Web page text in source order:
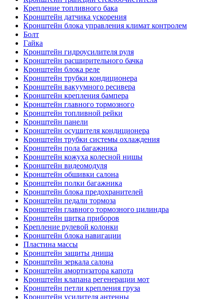
Крепление топливного бака
Кронштейн датчика ускорения
Кронштейн блока управления климат контролем
Болт
Гайка
Кронштейн гидроусилителя руля
Кронштейн расширительного бачка
Кронштейн блока реле
Кронштейн трубки кондиционера
Кронштейн вакуумного ресивера
Кронштейн крепления бампера
Кронштейн главного тормозного
Кронштейн топливной рейки
Кронштейн панели
Кронштейн осушителя кондиционера
Кронштейн трубки системы охлаждения
Кронштейн пола багажника
Кронштейн кожуха колесной нишы
Кронштейн видеомодуля
Кронштейн обшивки салона
Кронштейн полки багажника
Кронштейн блока предохранителей
Кронштейн педали тормоза
Кронштейн главного тормозного цилиндра
Кронштейн щитка приборов
Крепление рулевой колонки
Кронштейн блока навигации
Пластина массы
Кронштейн защиты днища
Кронштейн зеркала салона
Кронштейн амортизатора капота
Кронштейн клапана регенерации мот
Кронштейн петли крепления груза
Кронштейн усилителя антенны